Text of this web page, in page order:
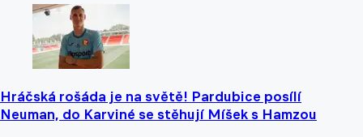
Hráčská rošáda je na světě! Pardubice posílí
Neuman, do Karviné se stěhují Míšek s Hamzou